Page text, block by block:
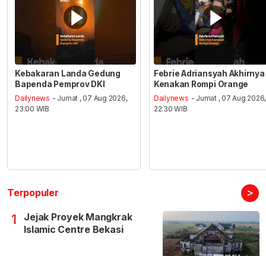
Kebakaran Landa Gedung
Bapenda Pemprov DKI
Dailynews - Jumat , 07 Aug 2026,
23:00 WIB
Febrie Adriansyah Akhirnya
Kenakan Rompi Orange
Dailynews - Jumat , 07 Aug 2026,
22:30 WIB
Terpopuler >
1
Jejak Proyek Mangkrak
Islamic Centre Bekasi